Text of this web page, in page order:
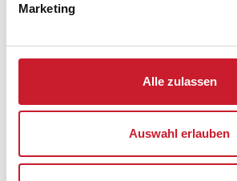
Marketing
Alle zulassen
Auswahl erlauben
Belegungskalender